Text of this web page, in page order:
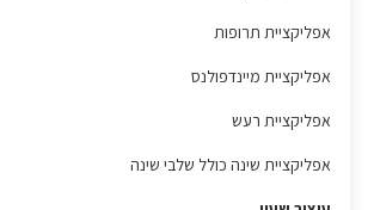
אפליקציית תרופות
אפליקציית מיינדפולנס
אפליקציית רעש
אפליקציית שינה כולל שלבי שינה